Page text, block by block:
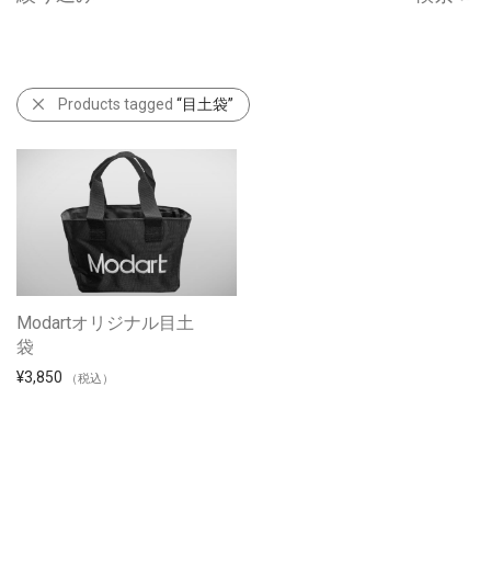
Products tagged “目土袋”
Modartオリジナル目土
袋
¥3,850 （税込）